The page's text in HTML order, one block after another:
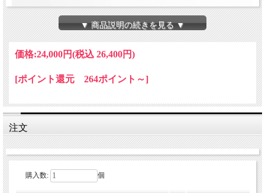
▼ 商品説明の続きを見る ▼
価格:24,000円(税込 26,400円)
[ポイント還元 264ポイント～]
注文
購入数: 個